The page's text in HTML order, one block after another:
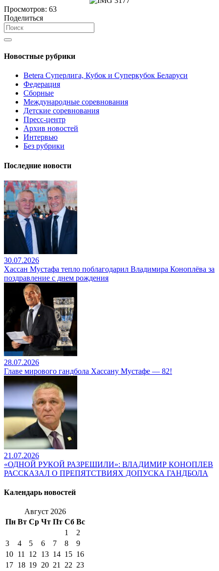
Просмотров: 63
Поделиться
Новостные рубрики
Betera Суперлига, Кубок и Суперкубок Беларуси
Федерация
Сборные
Международные соревнования
Детские соревнования
Пресс-центр
Архив новостей
Интервью
Без рубрики
Последние новости
30.07.2026
Хассан Мустафа тепло поблагодарил Владимира Коноплёва за
поздравление с днем рождения
28.07.2026
Главе мирового гандбола Хассану Мустафе — 82!
21.07.2026
«ОДНОЙ РУКОЙ РАЗРЕШИЛИ»: ВЛАДИМИР КОНОПЛЕВ
РАССКАЗАЛ О ПРЕПЯТСТВИЯХ ДОПУСКА ГАНДБОЛА
Календарь новостей
Август 2026
Пн Вт Ср Чт Пт Сб Вс
1
2
3
4 5 6 7 8
9
10 11 12 13 14 15 16
17 18 19 20 21 22 23